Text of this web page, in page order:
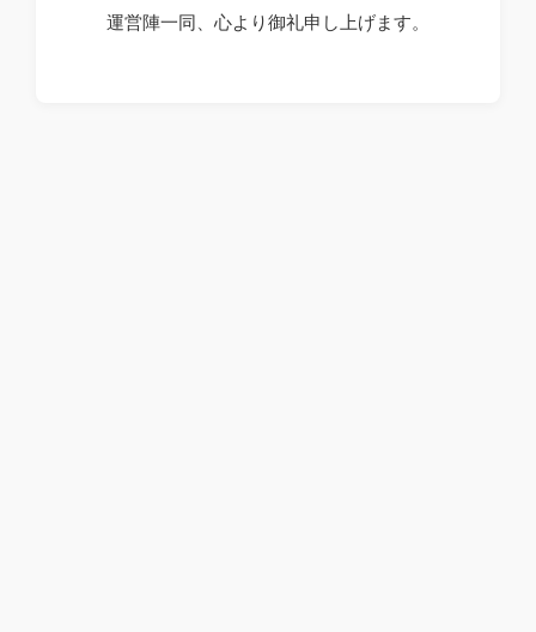
運営陣一同、心より御礼申し上げます。